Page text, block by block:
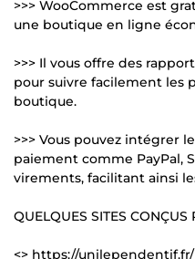
>>> WooCommerce est
une boutique en ligne
>>> Il vous offre des
pour suivre facilement les
boutique.
>>> Vous pouvez intégrer
paiement comme PayPal,
virements, facilitant ainsi
QUELQUES SITES CONÇUS
<> https://unilependentif.fr/